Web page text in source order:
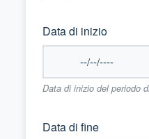
Data di inizio
Data di inizio del periodo
Data di fine